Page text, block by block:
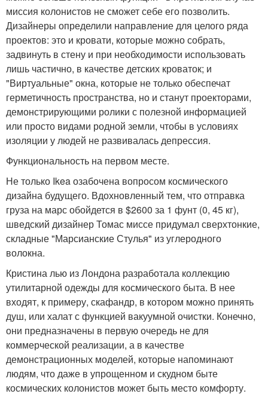
миссия колонистов не сможет себе его позволить.
Дизайнеры определили направление для целого ряда
проектов: это и кровати, которые можно собрать,
задвинуть в стену и при необходимости использовать
лишь частично, в качестве детских кроваток; и
"Виртуальные" окна, которые не только обеспечат
герметичность пространства, но и станут проекторами,
демонстрирующими ролики с полезной информацией
или просто видами родной земли, чтобы в условиях
изоляции у людей не развивалась депрессия.
Функциональность на первом месте.
Не только Ikea озабочена вопросом космического
дизайна будущего. Вдохновленный тем, что отправка
груза на марс обойдется в $2600 за 1 фунт (0, 45 кг),
шведский дизайнер Томас миссе придумал сверхтонкие,
складные "Марсианские Стулья" из углеродного
волокна.
Кристина лью из Лондона разработала коллекцию
утилитарной одежды для космического быта. В нее
входят, к примеру, скафандр, в котором можно принять
душ, или халат с функцией вакуумной очистки. Конечно,
они предназначены в первую очередь не для
коммерческой реализации, а в качестве
демонстрационных моделей, которые напоминают
людям, что даже в упрощенном и скудном быте
космических колонистов может быть место комфорту.